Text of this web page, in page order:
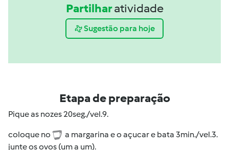
Partilharatividade
Sugestão para hoje
Etapa de preparação
Pique as nozes 20seg./vel.9.
coloque no
a margarina e o açucar e bata 3min./vel.3.
junte os ovos (um a um).